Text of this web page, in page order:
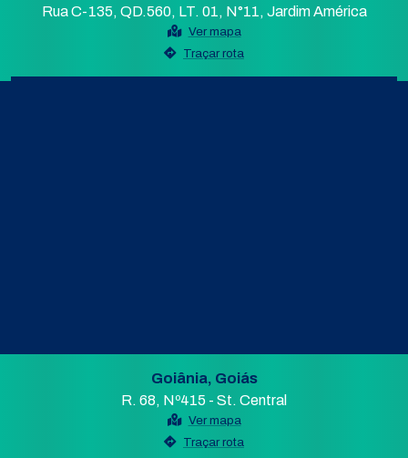
Rua C-135, QD.560, LT. 01, N°11, Jardim América
Ver mapa
Traçar rota
Goiânia, Goiás
R. 68, Nº415 - St. Central
Ver mapa
Traçar rota